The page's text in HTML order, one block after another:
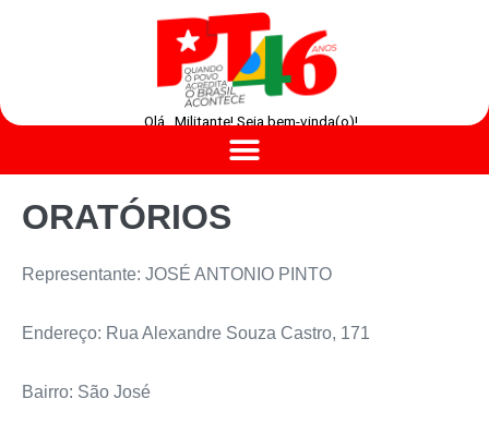
Olá , Militante! Seja bem-vinda(o)!
ORATÓRIOS
Representante: JOSÉ ANTONIO PINTO
Endereço: Rua Alexandre Souza Castro, 171
Bairro: São José